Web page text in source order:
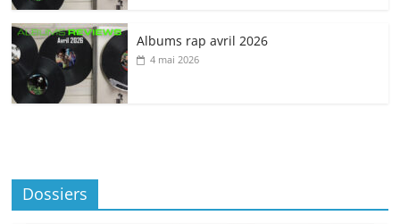
Albums rap avril 2026
4 mai 2026
Dossiers